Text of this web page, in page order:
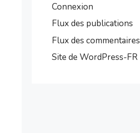
Connexion
Flux des publications
Flux des commentaires
Site de WordPress-FR